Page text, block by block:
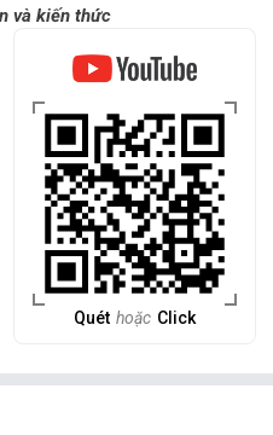
và kiến thức
Quét hoặc Click